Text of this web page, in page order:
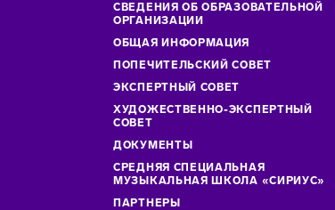
СВЕДЕНИЯ ОБ ОБРАЗОВАТЕЛЬНОЙ
ОРГАНИЗАЦИИ
ОБЩАЯ ИНФОРМАЦИЯ
ПОПЕЧИТЕЛЬСКИЙ СОВЕТ
ЭКСПЕРТНЫЙ СОВЕТ
ХУДОЖЕСТВЕННО-ЭКСПЕРТНЫЙ
СОВЕТ
ДОКУМЕНТЫ
СРЕДНЯЯ СПЕЦИАЛЬНАЯ
МУЗЫКАЛЬНАЯ ШКОЛА «СИРИУС»
ПАРТНЕРЫ